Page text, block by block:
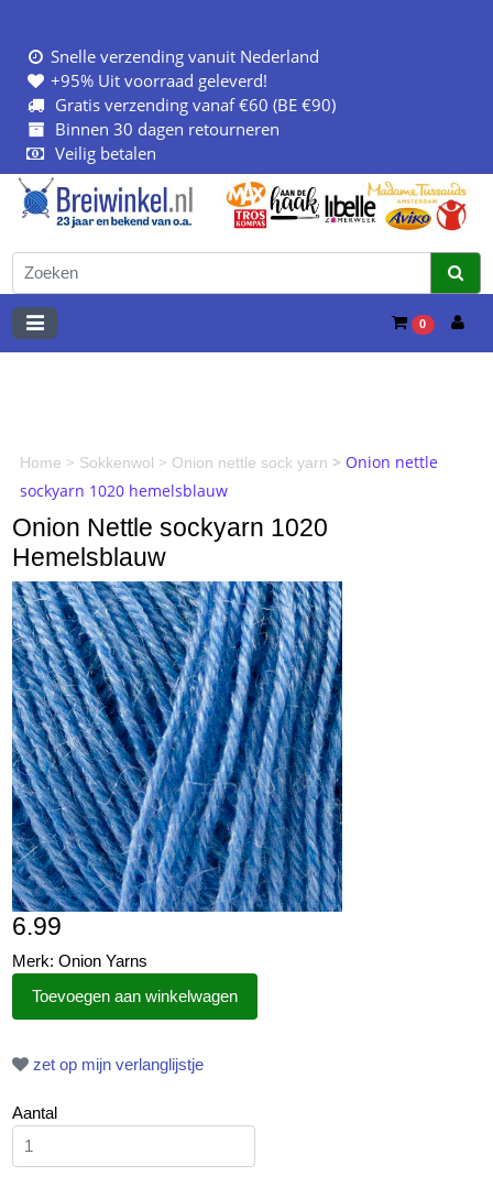
Snelle verzending vanuit Nederland
+95% Uit voorraad geleverd!
Gratis verzending vanaf €60 (BE €90)
Binnen 30 dagen retourneren
Veilig betalen
0
Home > Sokkenwol > Onion nettle sock yarn > Onion nettle
sockyarn 1020 hemelsblauw
Onion Nettle sockyarn 1020
Hemelsblauw
6.99
Merk: Onion Yarns
zet op mijn verlanglijstje
Aantal